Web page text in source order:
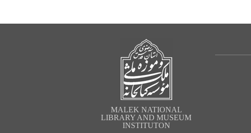
MALEK NATIONAL
LIBRARY AND MUSEUM
INSTITUTON